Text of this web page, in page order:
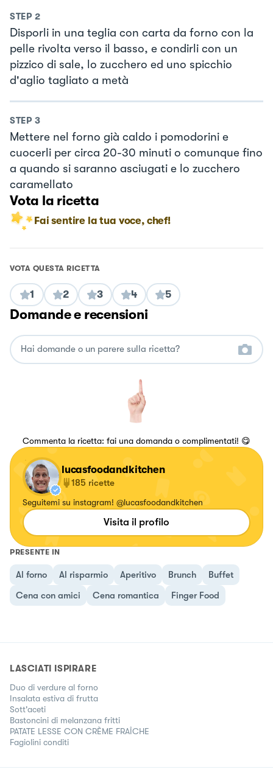
STEP 2
Disporli in una teglia con carta da forno con la
pelle rivolta verso il basso, e condirli con un
pizzico di sale, lo zucchero ed uno spicchio
d'aglio tagliato a metà
STEP 3
Mettere nel forno già caldo i pomodorini e
cuocerli per circa 20-30 minuti o comunque fino
a quando si saranno asciugati e lo zucchero
caramellato
Vota la ricetta
Fai sentire la tua voce, chef!
VOTA QUESTA RICETTA
1 2 3 4 5
Domande e recensioni
Commenta la ricetta: fai una domanda o complimentati! 😋
lucasfoodandkitchen
185 ricette
Seguitemi su instagram! @lucasfoodandkitchen
Visita il profilo
PRESENTE IN
Al forno Al risparmio Aperitivo Brunch
Buffet
Cena con amici
Cena romantica Finger Food
LASCIATI ISPIRARE
Duo di verdure al forno
Insalata estiva di frutta
Sott'aceti
Bastoncini di melanzana fritti
PATATE LESSE CON CRÈME FRAÎCHE
Fagiolini conditi